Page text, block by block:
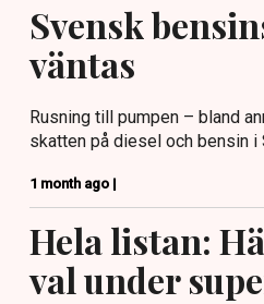
Svensk
väntas
Rusning till pumpen – bland
skatten på diesel och bensin i
1 month ago |
Hela listan:
val under